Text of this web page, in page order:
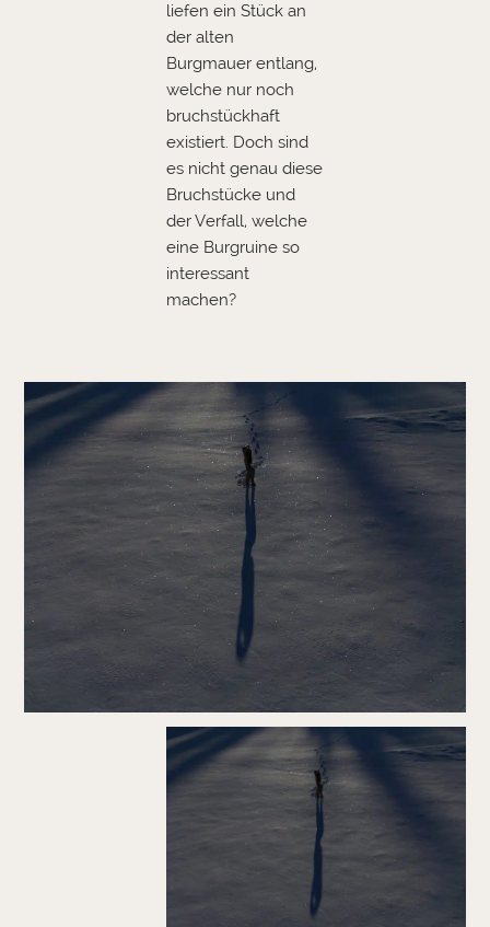
liefen ein Stück an
der alten
Burgmauer entlang,
welche nur noch
bruchstückhaft
existiert. Doch sind
es nicht genau diese
Bruchstücke und
der Verfall, welche
eine Burgruine so
interessant
machen?